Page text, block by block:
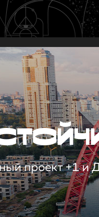
проект +1 и